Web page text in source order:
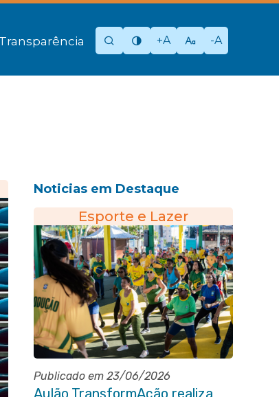
Transparência +A -A
Noticias em Destaque
Esporte e Lazer
Publicado em 23/06/2026
Aulão TransformAção realiza